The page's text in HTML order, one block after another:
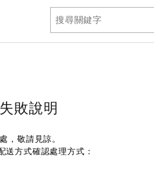
敗說明
，敬請見諒。
方式確認處理方式：